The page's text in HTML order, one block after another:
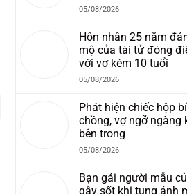
05/08/2026
Hôn nhân 25 năm
mộ của tài tử đóng
với vợ kém 10 tuổi
05/08/2026
Phát hiện chiếc hộp
chồng, vợ ngỡ ngàng
bên trong
05/08/2026
Bạn gái người mẫu
gây sốt khi tung ảnh